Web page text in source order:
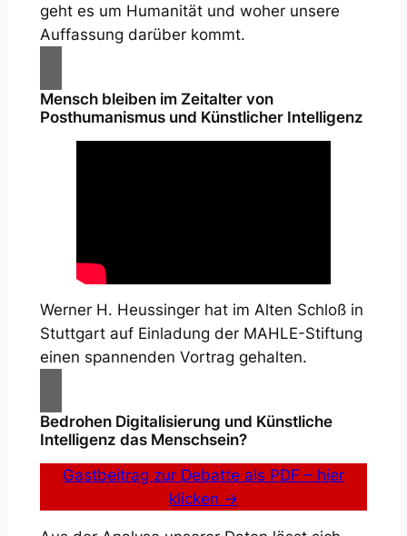
geht es um Humanität und woher unsere
Auffassung darüber kommt.
Mensch bleiben im Zeitalter von
Posthumanismus und Künstlicher Intelligenz
Werner H. Heussinger hat im Alten Schloß in
Stuttgart auf Einladung der MAHLE-Stiftung
einen spannenden Vortrag gehalten.
Bedrohen Digitalisierung und Künstliche
Intelligenz das Menschsein?
Gastbeitrag zur Debatte als PDF – hier
klicken →